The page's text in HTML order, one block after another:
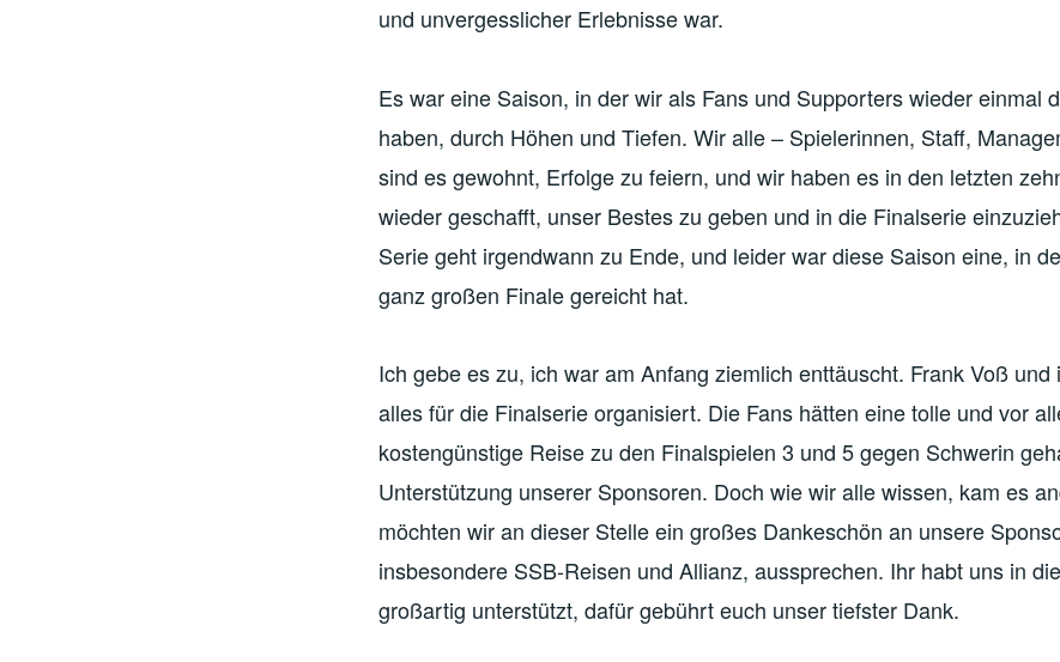
und unvergesslicher Erlebnisse war.
Es war eine Saison, in der wir als Fans und Supporters wieder einmal
haben, durch Höhen und Tiefen. Wir alle – Spielerinnen, Staff,
sind es gewohnt, Erfolge zu feiern, und wir haben es in den letzten
wieder geschafft, unser Bestes zu geben und in die Finalserie
Serie geht irgendwann zu Ende, und leider war diese Saison eine, in
ganz großen Finale gereicht hat.
Ich gebe es zu, ich war am Anfang ziemlich enttäuscht. Frank Voß und
alles für die Finalserie organisiert. Die Fans hätten eine tolle und vor
kostengünstige Reise zu den Finalspielen 3 und 5 gegen Schwerin
Unterstützung unserer Sponsoren. Doch wie wir alle wissen, kam es
möchten wir an dieser Stelle ein großes Dankeschön an unsere
insbesondere SSB-Reisen und Allianz, aussprechen. Ihr habt uns in
großartig unterstützt, dafür gebührt euch unser tiefster Dank.